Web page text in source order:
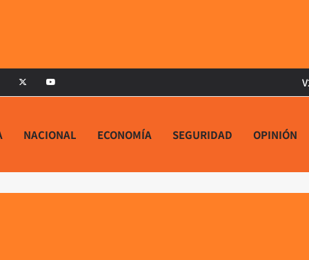
NACIONAL ECONOMÍA SEGURIDAD OPINIÓN